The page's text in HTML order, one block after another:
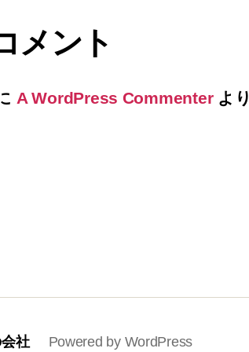
メント
A WordPress Commenterより
社 Powered by WordPress